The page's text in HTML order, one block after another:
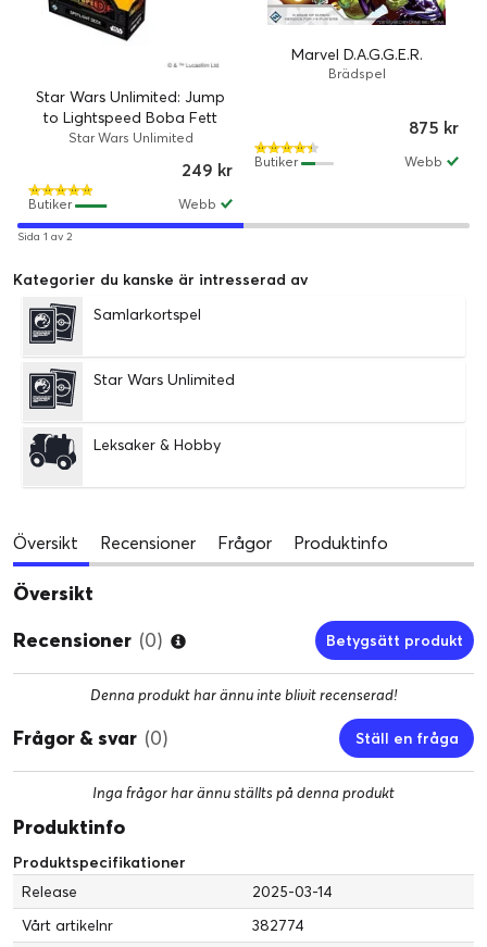
Star Wars Unlimited: Jump
to Lightspeed Boba Fett
Spotlight Deck
Star Wars Unlimited
249 kr
Webb
Butiker
Marvel D.A.G.G.E.R.
Brädspel
875 kr
Webb
Butiker
Sida 1 av 2
Kategorier du kanske är intresserad av
Samlarkortspel
Star Wars Unlimited
Leksaker & Hobby
Översikt Recensioner Frågor Produktinfo
Översikt
Recensioner (0) Betygsätt produkt
Denna produkt har ännu inte blivit recenserad!
Frågor & svar (0) Ställ en fråga
Inga frågor har ännu ställts på denna produkt
Produktinfo
Produktspecifikationer
Release
2025-03-14
Vårt artikelnr
382774